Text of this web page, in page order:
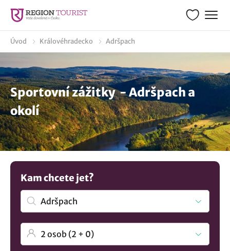
Úvod Královéhradecko Adršpach
Sportovní zážitky - Adršpach a
okolí
Kam chcete jet?